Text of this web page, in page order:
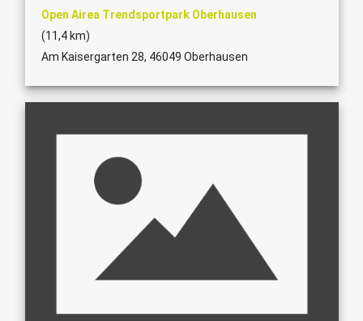
Open Airea Trendsportpark Oberhausen
(11,4 km)
Am Kaisergarten 28, 46049 Oberhausen